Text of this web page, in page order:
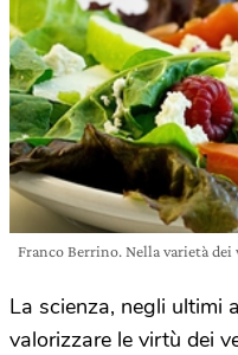
Franco Berrino. Nella varietà
La scienza, negli ultimi
valorizzare le virtù dei